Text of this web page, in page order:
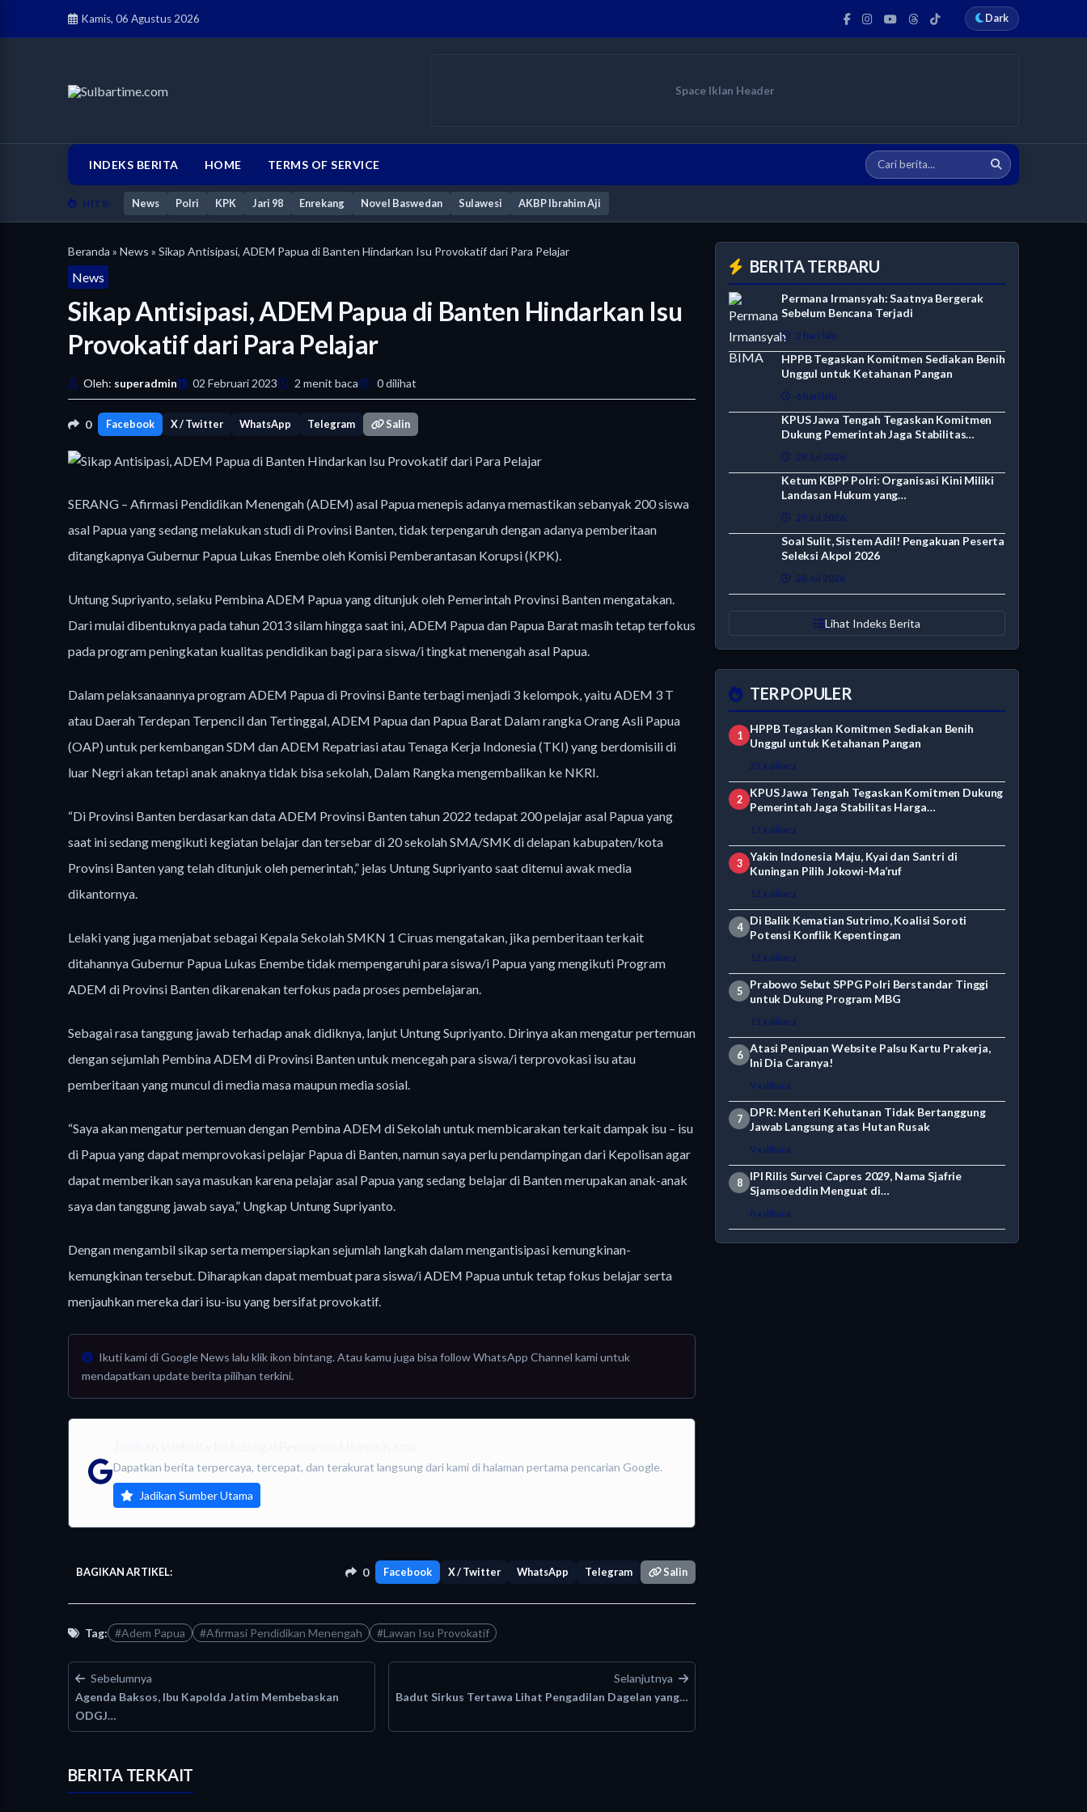
Kamis, 06 Agustus 2026 Dark
Space Iklan Header
INDEKS BERITA HOME TERMS OF SERVICE
HITS: News Polri KPK Jari 98 Enrekang Novel Baswedan Sulawesi AKBP Ibrahim Aji
Beranda » News » Sikap Antisipasi, ADEM Papua di Banten Hindarkan Isu Provokatif dari Para Pelajar
News
Sikap Antisipasi, ADEM Papua di Banten Hindarkan Isu
Provokatif dari Para Pelajar
Oleh: superadmin 02 Februari 2023 2 menit baca 0 dilihat
0 Facebook X / Twitter WhatsApp Telegram Salin
SERANG – Afirmasi Pendidikan Menengah (ADEM) asal Papua menepis adanya memastikan sebanyak 200 siswa
asal Papua yang sedang melakukan studi di Provinsi Banten, tidak terpengaruh dengan adanya pemberitaan
ditangkapnya Gubernur Papua Lukas Enembe oleh Komisi Pemberantasan Korupsi (KPK).
Untung Supriyanto, selaku Pembina ADEM Papua yang ditunjuk oleh Pemerintah Provinsi Banten mengatakan.
Dari mulai dibentuknya pada tahun 2013 silam hingga saat ini, ADEM Papua dan Papua Barat masih tetap terfokus
pada program peningkatan kualitas pendidikan bagi para siswa/i tingkat menengah asal Papua.
Dalam pelaksanaannya program ADEM Papua di Provinsi Bante terbagi menjadi 3 kelompok, yaitu ADEM 3 T
atau Daerah Terdepan Terpencil dan Tertinggal, ADEM Papua dan Papua Barat Dalam rangka Orang Asli Papua
(OAP) untuk perkembangan SDM dan ADEM Repatriasi atau Tenaga Kerja Indonesia (TKI) yang berdomisili di
luar Negri akan tetapi anak anaknya tidak bisa sekolah, Dalam Rangka mengembalikan ke NKRI.
“Di Provinsi Banten berdasarkan data ADEM Provinsi Banten tahun 2022 tedapat 200 pelajar asal Papua yang
saat ini sedang mengikuti kegiatan belajar dan tersebar di 20 sekolah SMA/SMK di delapan kabupaten/kota
Provinsi Banten yang telah ditunjuk oleh pemerintah,” jelas Untung Supriyanto saat ditemui awak media
dikantornya.
Lelaki yang juga menjabat sebagai Kepala Sekolah SMKN 1 Ciruas mengatakan, jika pemberitaan terkait
ditahannya Gubernur Papua Lukas Enembe tidak mempengaruhi para siswa/i Papua yang mengikuti Program
ADEM di Provinsi Banten dikarenakan terfokus pada proses pembelajaran.
Sebagai rasa tanggung jawab terhadap anak didiknya, lanjut Untung Supriyanto. Dirinya akan mengatur pertemuan
dengan sejumlah Pembina ADEM di Provinsi Banten untuk mencegah para siswa/i terprovokasi isu atau
pemberitaan yang muncul di media masa maupun media sosial.
“Saya akan mengatur pertemuan dengan Pembina ADEM di Sekolah untuk membicarakan terkait dampak isu – isu
di Papua yang dapat memprovokasi pelajar Papua di Banten, namun saya perlu pendampingan dari Kepolisan agar
dapat memberikan saya masukan karena pelajar asal Papua yang sedang belajar di Banten merupakan anak-anak
saya dan tanggung jawab saya,” Ungkap Untung Supriyanto.
Dengan mengambil sikap serta mempersiapkan sejumlah langkah dalam mengantisipasi kemungkinan-
kemungkinan tersebut. Diharapkan dapat membuat para siswa/i ADEM Papua untuk tetap fokus belajar serta
menjauhkan mereka dari isu-isu yang bersifat provokatif.
Ikuti kami di Google News lalu klik ikon bintang. Atau kamu juga bisa follow WhatsApp Channel kami untuk
mendapatkan update berita pilihan terkini.
Dapatkan berita terpercaya, tercepat, dan terakurat langsung dari kami di halaman pertama pencarian Google.
Jadikan Sumber Utama
BAGIKAN ARTIKEL: 0 Facebook X / Twitter WhatsApp Telegram Salin
Tag: #Adem Papua #Afirmasi Pendidikan Menengah #Lawan Isu Provokatif
Sebelumnya
Agenda Baksos, Ibu Kapolda Jatim Membebaskan
ODGJ…
Selanjutnya
Badut Sirkus Tertawa Lihat Pengadilan Dagelan yang…
BERITA TERKAIT
BERITA TERBARU
Permana Irmansyah: Saatnya Bergerak
Sebelum Bencana Terjadi
2 hari lalu
HPPB Tegaskan Komitmen Sediakan Benih
Unggul untuk Ketahanan Pangan
6 hari lalu
KPUS Jawa Tengah Tegaskan Komitmen
Dukung Pemerintah Jaga Stabilitas…
29 Jul 2026
Ketum KBPP Polri: Organisasi Kini Miliki
Landasan Hukum yang…
29 Jul 2026
Soal Sulit, Sistem Adil! Pengakuan Peserta
Seleksi Akpol 2026
28 Jul 2026
Lihat Indeks Berita
TERPOPULER
1
HPPB Tegaskan Komitmen Sediakan Benih
Unggul untuk Ketahanan Pangan
23 x dibaca
2
KPUS Jawa Tengah Tegaskan Komitmen Dukung
Pemerintah Jaga Stabilitas Harga…
17 x dibaca
3 Yakin Indonesia Maju, Kyai dan Santri di
Kuningan Pilih Jokowi-Ma’ruf
12 x dibaca
4
Di Balik Kematian Sutrimo, Koalisi Soroti
Potensi Konflik Kepentingan
12 x dibaca
5
Prabowo Sebut SPPG Polri Berstandar Tinggi
untuk Dukung Program MBG
11 x dibaca
6 Atasi Penipuan Website Palsu Kartu Prakerja,
Ini Dia Caranya!
9 x dibaca
7
DPR: Menteri Kehutanan Tidak Bertanggung
Jawab Langsung atas Hutan Rusak
9 x dibaca
8
IPI Rilis Survei Capres 2029, Nama Sjafrie
Sjamsoeddin Menguat di…
8 x dibaca